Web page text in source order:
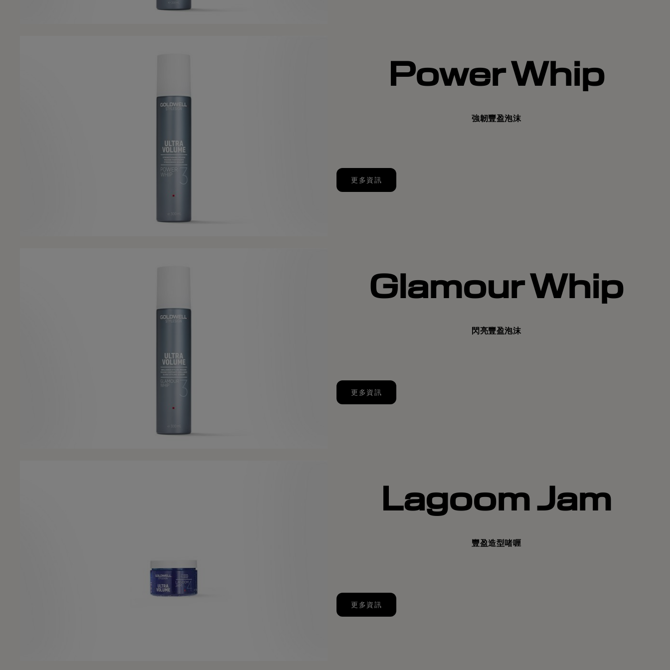
Power Whip
強韌豐盈泡沫
更多資訊
Glamour Whip
閃亮豐盈泡沫
更多資訊
Lagoom Jam
豐盈造型啫喱
更多資訊